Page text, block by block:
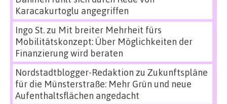
Karacakurtoglu angegriffen
Ingo St.zu Mit breiter Mehrheit fürs
Mobilitätskonzept: Über Möglichkeiten der
Finanzierung wird beraten
Nordstadtblogger-Redaktion zu Zukunftspläne
für die Münsterstraße: Mehr Grün und neue
Aufenthaltsflächen angedacht